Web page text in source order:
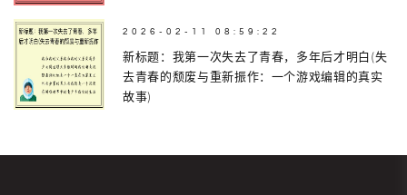
2026-02-11 08:59:22
新标题：我第一次失去了青春，多年后才明白(失
去青春的颓废与重新振作：一个游戏编辑的真实
故事)